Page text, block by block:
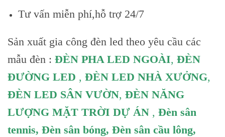
Tư vấn miễn phí,hỗ trợ 24/7
Sản xuất gia công đèn led theo yêu cầu các
mẫu đèn : ĐÈN PHA LED NGOÀI, ĐÈN
ĐƯỜNG LED , ĐÈN LED NHÀ XƯỞNG,
ĐÈN LED SÂN VƯỜN, ĐÈN NĂNG
LƯỢNG MẶT TRỜI DỰ ÁN , Đèn sân
tennis, Đèn sân bóng, Đèn sân cầu lông,